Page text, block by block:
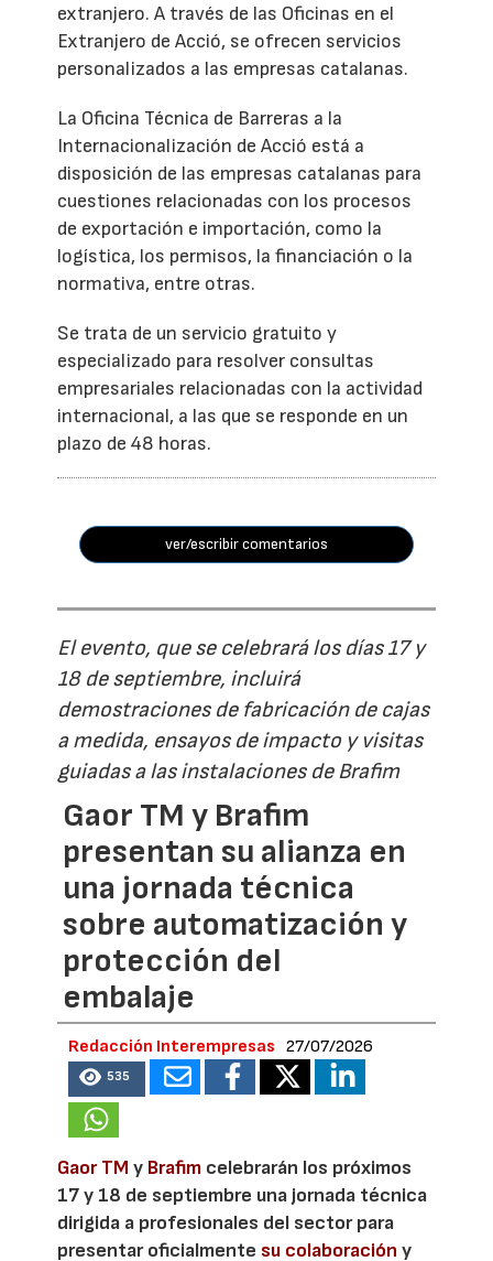
extranjero. A través de las Oficinas en el
Extranjero de Acció, se ofrecen servicios
personalizados a las empresas catalanas.
La Oficina Técnica de Barreras a la
Internacionalización de Acció está a
disposición de las empresas catalanas para
cuestiones relacionadas con los procesos
de exportación e importación, como la
logística, los permisos, la financiación o la
normativa, entre otras.
Se trata de un servicio gratuito y
especializado para resolver consultas
empresariales relacionadas con la actividad
internacional, a las que se responde en un
plazo de 48 horas.
ver/escribir comentarios
El evento, que se celebrará los días 17 y
18 de septiembre, incluirá
demostraciones de fabricación de cajas
a medida, ensayos de impacto y visitas
guiadas a las instalaciones de Brafim
Gaor TM y Brafim
presentan su alianza en
una jornada técnica
sobre automatización y
protección del
embalaje
Redacción Interempresas 27/07/2026
535
Gaor TM y Brafim celebrarán los próximos
17 y 18 de septiembre una jornada técnica
dirigida a profesionales del sector para
presentar oficialmente su colaboración y